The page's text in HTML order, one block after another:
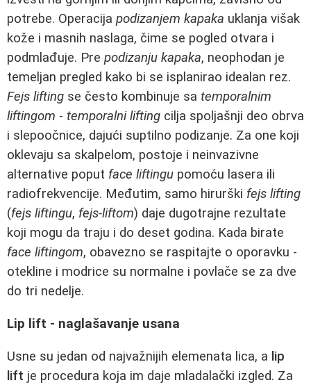
potrebe. Operacija podizanjem kapaka uklanja višak
kože i masnih naslaga, čime se pogled otvara i
podmlađuje. Pre podizanju kapaka, neophodan je
temeljan pregled kako bi se isplanirao idealan rez.
Fejs lifting se često kombinuje sa temporalnim
liftingom - temporalni lifting cilja spoljašnji deo obrva
i slepoočnice, dajući suptilno podizanje. Za one koji
oklevaju sa skalpelom, postoje i neinvazivne
alternative poput face liftingu pomoću lasera ili
radiofrekvencije. Međutim, samo hirurški fejs lifting
(fejs liftingu, fejs-liftom) daje dugotrajne rezultate
koji mogu da traju i do deset godina. Kada birate
face liftingom, obavezno se raspitajte o oporavku -
otekline i modrice su normalne i povlače se za dve
do tri nedelje.
Lip lift - naglašavanje usana
Usne su jedan od najvažnijih elemenata lica, a lip
lift je procedura koja im daje mladalački izgled. Za